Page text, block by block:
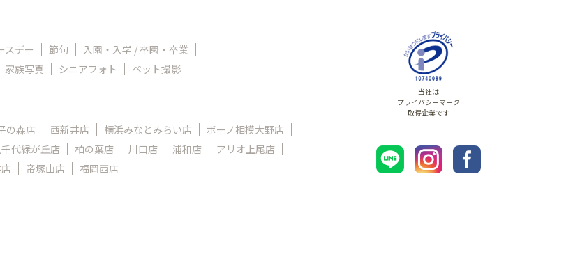
スデー 節句
入園・入学 / 卒園・卒業
家族写真 シニアフォト ペット撮影
の森店 西新井店 横浜みなとみらい店
ボーノ相模大野店
代緑が丘店 柏の葉店 川口店 浦和店
アリオ上尾店
帝塚山店 福岡西店
当社は
プライバシーマーク
取得企業です